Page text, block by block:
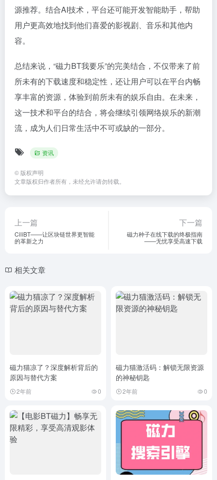
源推荐。结合AI技术，平台还可能开发智能助手，帮助
用户更高效地找到他们喜爱的影视剧、音乐和其他内
容。
总结来说，“磁力BT我要乐”的完美结合，不仅带来了前
所未有的下载速度和稳定性，还让用户可以在平台内畅
享丰富的资源，体验到前所未有的娱乐自由。在未来，
这一技术和平台的结合，将会继续引领网络娱乐的新潮
流，成为人们日常生活中不可或缺的一部分。
资讯
© 版权声明
文章版权归作者所有，未经允许请勿转载。
上一篇
CiliBT——让区块链世界更智能
的革新之力
下一篇
磁力种子在线下载的终极指南
——无忧享受高速下载
相关文章
磁力猫凉了？深度解析背后的
原因与替代方案
2年前 0
磁力猫激活码：解锁无限资源
的神秘钥匙
2年前 0